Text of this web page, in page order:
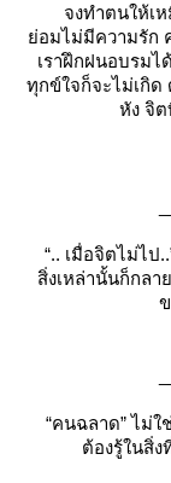
จงทำตนให้เหมื
อมไม่มีความรัก ค
เราฝึกฝนอบรม
ทุกข์ใจก็จะไม่เกิด
หัง จิ
“.. เมื่อจิตไม่ไป
สิ่งเหล่านั้นก็กล
“คนฉลาด” ไม่
ต้องรู้ในสิ่